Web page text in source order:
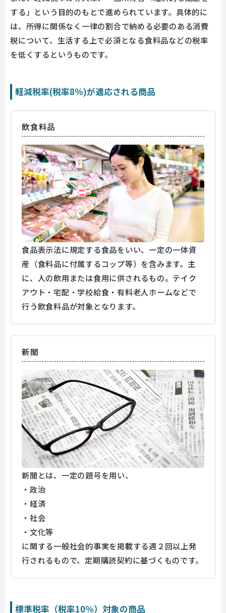
する」という目的のもとで進められています。具体的に
は、所得に関係なく一律の割合で納める必要のある消費
税について、生活する上で必須となる食料品などの税率
を低くするというものです。
軽減税率(税率8％)が適応される商品
飲食料品
食品表示法に規定する食品をいい、一定の一体資
産（食料品に付属するコップ等）を含みます。主
に、人の飲用または食用に供されるもの。テイク
アウト・宅配・学校給食・有料老人ホームなどで
行う飲食料品が対象となります。
新聞
新聞とは、一定の題号を用い、
・政治
・経済
・社会
・文化等
に関する一般社会的事実を掲載する週２回以上発
行されるもので、定期購読契約に基づくものです。
標準税率（税率10％）対象の商品